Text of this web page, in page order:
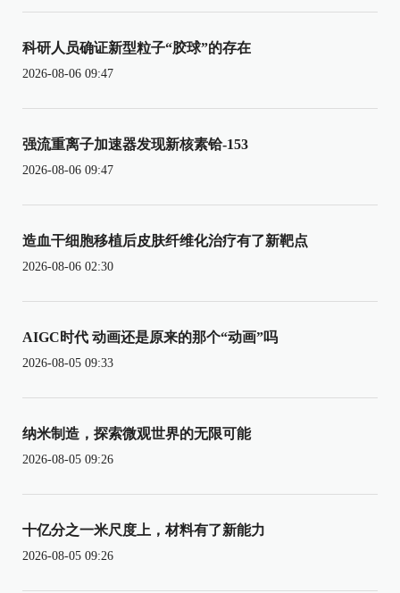
科研人员确证新型粒子“胶球”的存在
2026-08-06 09:47
强流重离子加速器发现新核素铪-153
2026-08-06 09:47
造血干细胞移植后皮肤纤维化治疗有了新靶点
2026-08-06 02:30
AIGC时代 动画还是原来的那个“动画”吗
2026-08-05 09:33
纳米制造，探索微观世界的无限可能
2026-08-05 09:26
十亿分之一米尺度上，材料有了新能力
2026-08-05 09:26